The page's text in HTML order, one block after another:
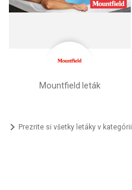
Mountfield leták
Prezrite si všetky letáky v kategórii